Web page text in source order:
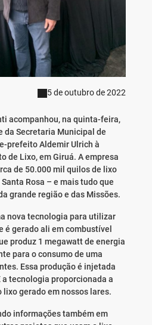
5 de outubro de 2022
acompanhou, na quinta-feira,
da Secretaria Municipal de
prefeito Aldemir Ulrich à
de Lixo, em Giruá. A empresa
de 50.000 mil quilos de lixo
Rosa – e mais tudo que
grande região e das Missões.
nova tecnologia para utilizar
é gerado ali em combustível
produz 1 megawatt de energia
para o consumo de uma
Essa produção é injetada
a tecnologia proporcionada a
gerado em nossos lares.
informações também em